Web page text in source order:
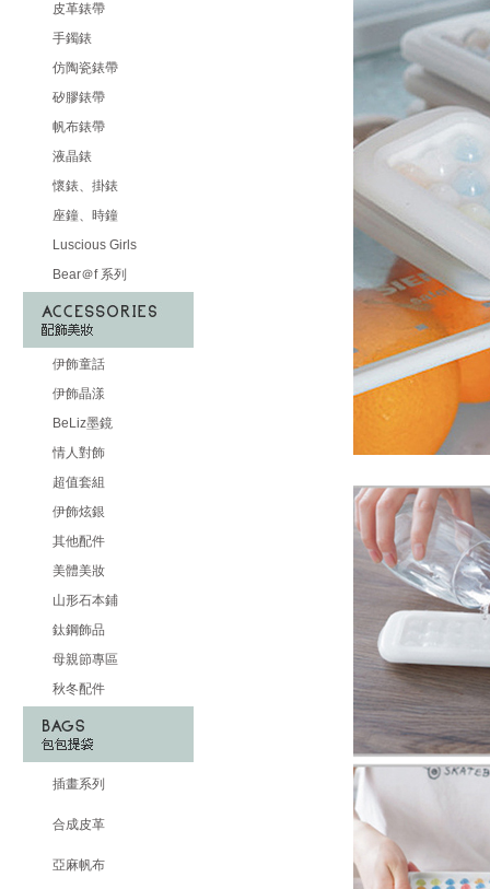
皮革錶帶
手鐲錶
仿陶瓷錶帶
矽膠錶帶
帆布錶帶
液晶錶
懷錶、掛錶
座鐘、時鐘
Luscious Girls
Bear＠f 系列
伊飾童話
伊飾晶漾
BeLiz墨鏡
情人對飾
超值套組
伊飾炫銀
其他配件
美體美妝
山形石本鋪
鈦鋼飾品
母親節專區
秋冬配件
插畫系列
合成皮革
亞麻帆布